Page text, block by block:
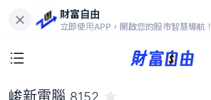
財富自由
立即使用APP，開啟您的股市智慧導航！
-
峻新電腦 8152